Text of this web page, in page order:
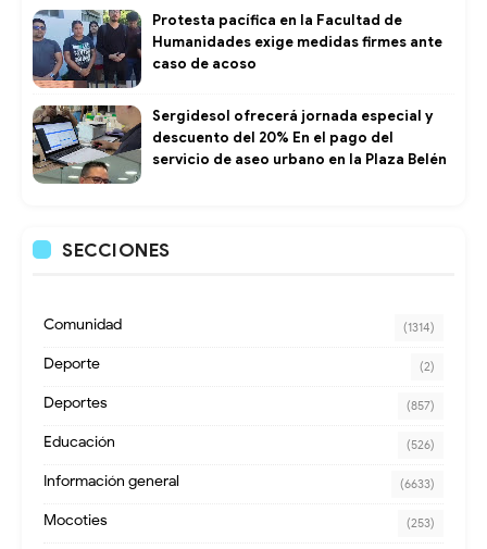
Protesta pacífica en la Facultad de
Humanidades exige medidas firmes ante
caso de acoso
Sergidesol ofrecerá jornada especial y
descuento del 20% En el pago del
servicio de aseo urbano en la Plaza Belén
SECCIONES
Comunidad (1314)
Deporte (2)
Deportes (857)
Educación (526)
Información general (6633)
Mocoties (253)